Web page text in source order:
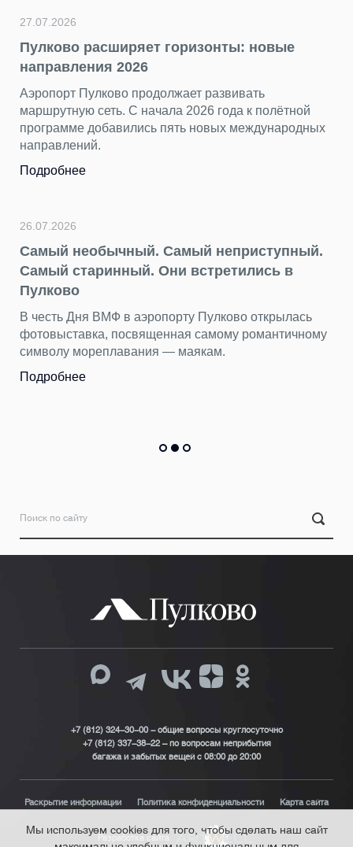
новые
развивать
2026 года к полётной
новых международных
неприступный.
встретились в
Пулково открылась
самому романтичному
маякам.
23.07.2026
«Нечего смотреть» —
несправедливый миф
22.07.2026
находим в Пулково
Бюст древнегреческой
+7 (812) 324-30-00 - общие вопросы круглосуточно
+7 (812) 337-38-22 – по вопросам неприбытия
багажа и забытых вещей с 08:00 до 20:00
Раскрытие информации Политика конфиденциальности Карта сайта
Разработка сайта
Мы используем cookies для того, чтобы сделать наш сайт